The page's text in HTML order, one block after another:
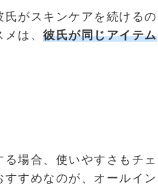
がスキンケアを続けるの
は、 彼氏が同じアイテム
場合、使いやすさもチェ
すめなのが、オールイン